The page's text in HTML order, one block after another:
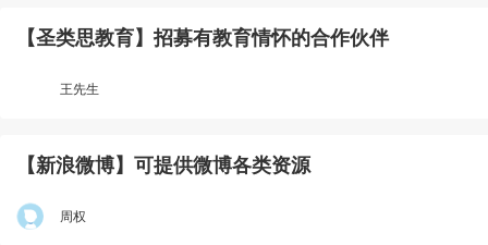
【圣类思教育】招募有教育情怀的合作伙伴
王先生
【新浪微博】可提供微博各类资源
周权